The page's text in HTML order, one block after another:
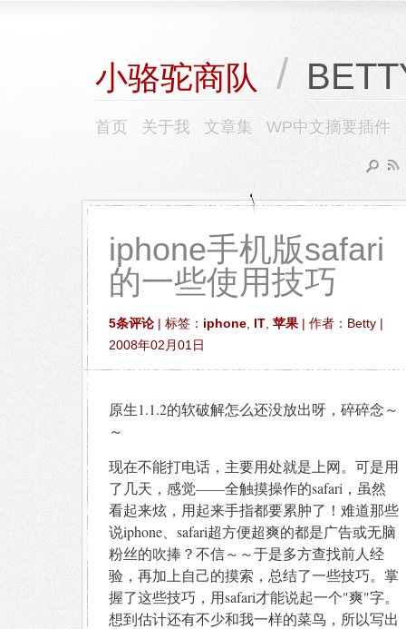
小骆驼商队 /
首页 关于我 文章集 WP中文摘要插件
iphone手机版safari
的一些使用技巧
5条评论 | 标签： iphone IT 苹果 | 作者：Betty |
2008年02月01日
原生1.1.2的软破解怎么还没放出呀，碎碎念～
～
现在不能打电话，主要用处就是上网。可是用
了几天，感觉——全触摸操作的safari，虽然
看起来炫，用起来手指都要累肿了！难道那些
说iphone、safari超方便超爽的都是广告或无脑
粉丝的吹捧？不信～～于是多方查找前人经
验，再加上自己的摸索，总结了一些技巧。掌
握了这些技巧，用safari才能说起一个"爽"字。
想到估计还有不少和我一样的菜鸟，所以写出